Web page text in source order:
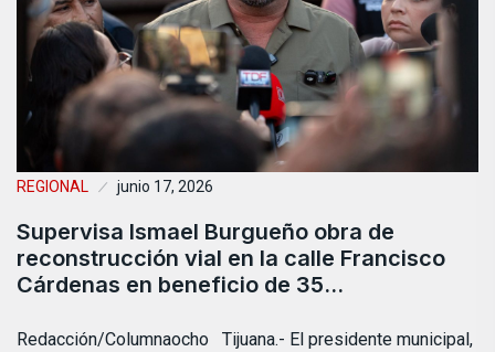
REGIONAL junio 17, 2026
Supervisa Ismael Burgueño obra de
reconstrucción vial en la calle Francisco
Cárdenas en beneficio de 35…
Redacción/Columnaocho Tijuana.- El presidente municipal,